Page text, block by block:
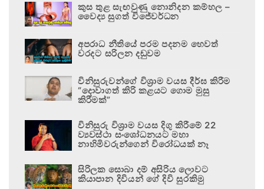
කුස තුළ සැඟවුණු නොනිදන කම්හල –
වෛද්‍ය සුගත් විජේවර්ධන
අපරාධ නීතියේ පරම පදනම හෙවත්
වරදට සරිලන දඬුවම
විනිසුරුවන්ගේ විශ්‍රාම වයස දීර්ඝ කිරීම
“දොවාගත් කිරි කළයට ගොම මුසු
කිරීමක්”
විනිසුරු විශ්‍රාම වයස දිගු කිරීමේ 22
ව්‍යවස්ථා සංශෝධනයට මහා
නාහිමිවරුන්ගෙන් විරෝධයක් නෑ
සිරිලක සොබා දම් අසිරිය ලොවට
කියාපාන දිවියන් ගේ දිවි සුරකිමු